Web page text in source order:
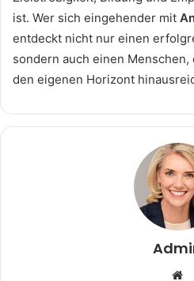
ist. Wer sich eingehender mit
entdeckt nicht nur einen
sondern auch einen
den eigenen Horizont